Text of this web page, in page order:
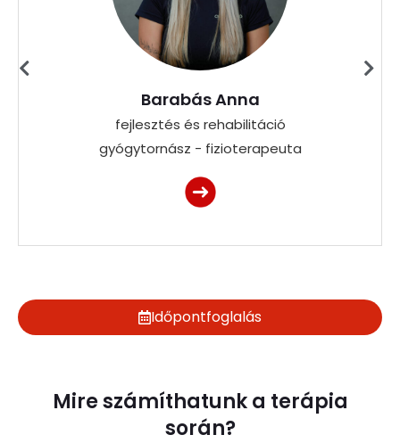
Barabás Anna
fejlesztés és rehabilitáció
gyógytornász - fizioterapeuta
Időpontfoglalás
Mire számíthatunk a terápia
során?